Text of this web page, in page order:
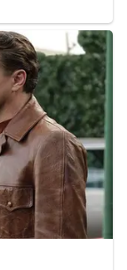
bendera yang
dalam
layak untuk
terkait
ini juga
dini (early
gangguan
tinggal warga.
informasi
kerawanan,